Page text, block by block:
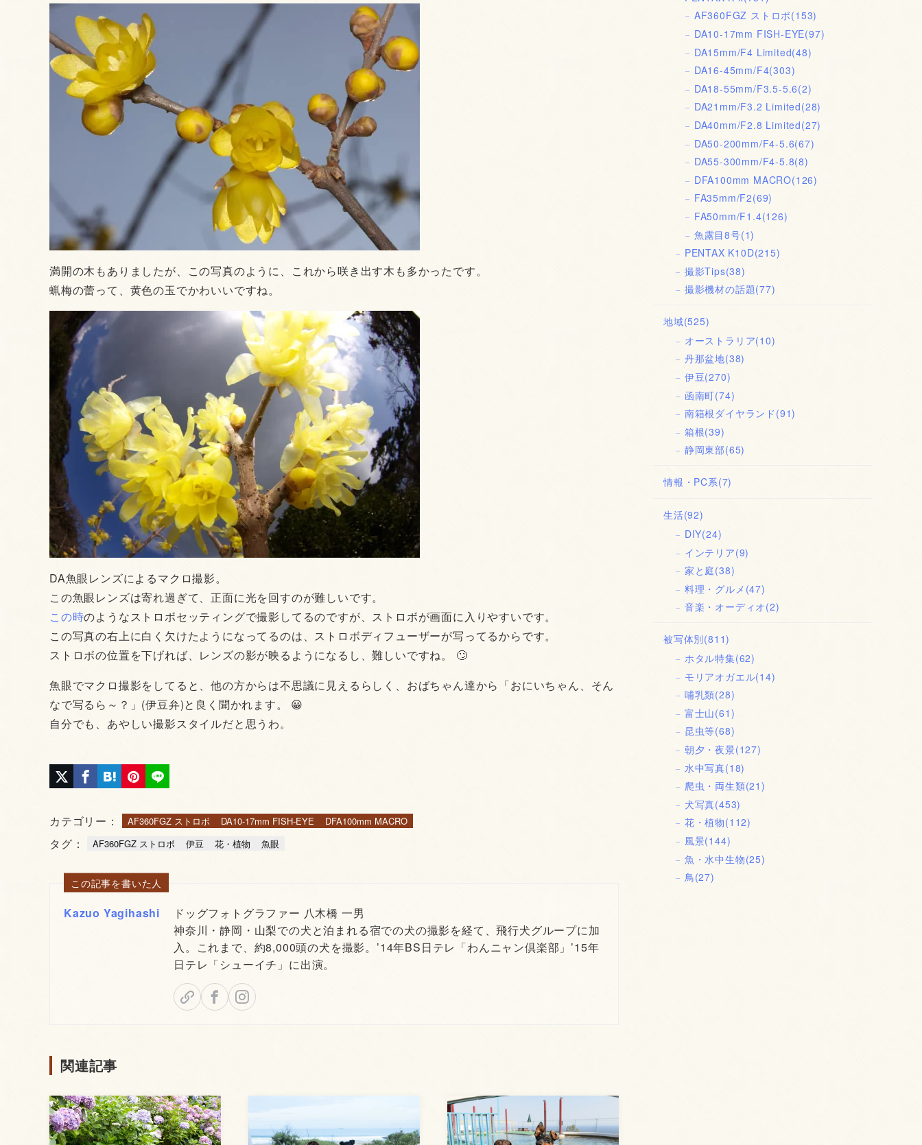
満開の木もありましたが、この写真のように、これから咲き出す木も多かったです。
蝋梅の蕾って、黄色の玉でかわいいですね。
DA魚眼レンズによるマクロ撮影。
この魚眼レンズは寄れ過ぎて、正面に光を回すのが難しいです。
この時のようなストロボセッティングで撮影してるのですが、ストロボが画面に入りやすいです。
この写真の右上に白く欠けたようになってるのは、ストロボディフューザーが写ってるからです。
ストロボの位置を下げれば、レンズの影が映るようになるし、難しいですね。 🙄
魚眼でマクロ撮影をしてると、他の方からは不思議に見えるらしく、おばちゃん達から「おにいちゃん、そん
なで写るら～？」(伊豆弁)と良く聞かれます。 😀
自分でも、あやしい撮影スタイルだと思うわ。
カテゴリー： AF360FGZ ストロボ DA10-17mm FISH-EYE DFA100mm MACRO
タグ： AF360FGZ ストロボ 伊豆 花・植物 魚眼
この記事を書いた人
Kazuo Yagihashi
ドッグフォトグラファー 八木橋 一男
神奈川・静岡・山梨での犬と泊まれる宿での犬の撮影を経て、飛行犬グループに加
入。これまで、約8,000頭の犬を撮影。’14年BS日テレ「わんニャン倶楽部」’15年
日テレ「シューイチ」に出演。
関連記事
AF360FGZ ストロボ(153)
DA10-17mm FISH-EYE(97)
DA15mm/F4 Limited(48)
DA16-45mm/F4(303)
DA18-55mm/F3.5-5.6(2)
DA21mm/F3.2 Limited(28)
DA40mm/F2.8 Limited(27)
DA50-200mm/F4-5.6(67)
DA55-300mm/F4-5.8(8)
DFA100mm MACRO(126)
FA35mm/F2(69)
FA50mm/F1.4(126)
魚露目8号(1)
PENTAX K10D(215)
撮影Tips(38)
撮影機材の話題(77)
地域(525)
オーストラリア(10)
丹那盆地(38)
伊豆(270)
函南町(74)
南箱根ダイヤランド (91)
箱根(39)
静岡東部(65)
情報・PC系(7)
生活(92)
DIY(24)
インテリア(9)
家と庭(38)
料理・グルメ (47)
音楽・オーディオ(2)
被写体別(811)
ホタル特集(62)
モリアオガエル(14)
哺乳類(28)
富士山(61)
昆虫等(68)
朝夕・夜景(127)
水中写真(18)
爬虫・両生類(21)
犬写真(453)
花・植物(112)
風景(144)
魚・水中生物(25)
鳥(27)